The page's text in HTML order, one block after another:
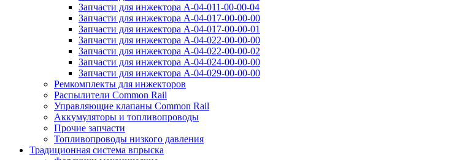
Запчасти для инжектора А-04-011-00-00-04
Запчасти для инжектора А-04-017-00-00-00
Запчасти для инжектора А-04-017-00-00-01
Запчасти для инжектора А-04-022-00-00-00
Запчасти для инжектора А-04-022-00-00-02
Запчасти для инжектора А-04-024-00-00-00
Запчасти для инжектора А-04-029-00-00-00
Ремкомплекты для инжекторов
Распылители Common Rail
Управляющие клапаны Common Rail
Аккумуляторы и топливопроводы
Прочие запчасти
Топливопроводы низкого давления
Традиционная система впрыска